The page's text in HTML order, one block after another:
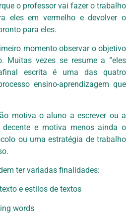
o professor vai fazer o trabalho
eles em vermelho e devolver o
para eles.
momento observar o objetivo
Muitas vezes se resume a “eles
escrita é uma das quatro
ensino-aprendizagem que
motiva o aluno a escrever ou a
e motiva menos ainda o
ou uma estratégia de trabalho
ter variadas finalidades:
e estilos de textos
words